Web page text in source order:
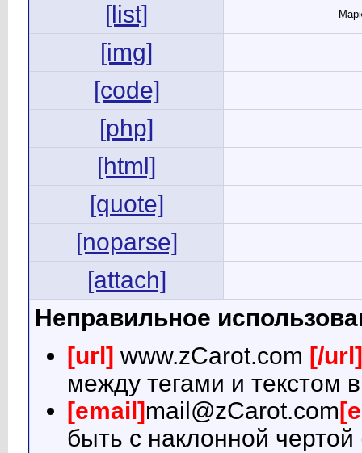
[list]
[img]
[code]
[php]
[html]
[quote]
[noparse]
[attach]
Неправильное
[url] www.zCarot.com [/url]
между тегами и текстом
[email] mail@zCarot.com
быть с наклонной